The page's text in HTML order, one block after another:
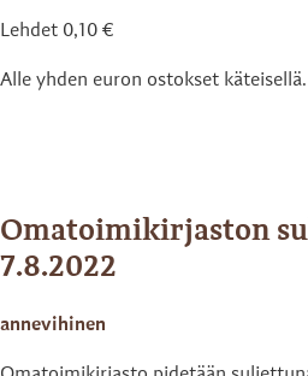
Lehdet 0,10 €
Alle yhden euron ostokset käteisellä.
Omatoimikirjaston
7.8.2022
annevihinen